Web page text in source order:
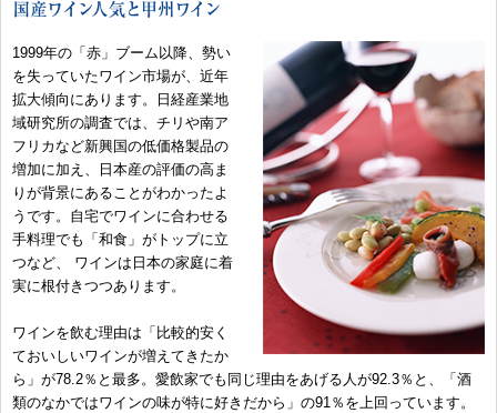
1999年の「赤」ブーム以降、勢い
を失っていたワイン市場が、近年
拡大傾向にあります。日経産業地
域研究所の調査では、チリや南ア
フリカなど新興国の低価格製品の
増加に加え、日本産の評価の高ま
りが背景にあることがわかったよ
うです。自宅でワインに合わせる
手料理でも「和食」がトップに立
つなど、 ワインは日本の家庭に着
実に根付きつつあります。
ワインを飲む理由は「比較的安く
ておいしいワインが増えてきたか
ら」が78.2％と最多。愛飲家でも同じ理由をあげる人が92.3％と、「酒
類のなかではワインの味が特に好きだから」の91％を上回っています。